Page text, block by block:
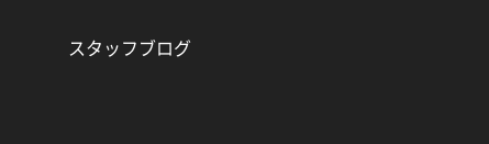
スタッフブログ